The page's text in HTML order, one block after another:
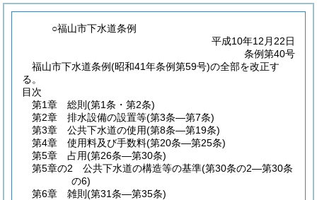
○福山市下水道条例
平成10年12月22日
条例第40号
福山市下水道条例(昭和41年条例第59号)の全部を改正す
る。
目次
第1章
総則 (第1条・第2条)
第2章
排水設備の設置等(第3条―第7条)
第3章
公共下水道の使用(第8条―第19条)
第4章
使用料及び手数料(第20条―第25条)
第5章
占用(第26条―第30条)
第5章の2
公共下水道の構造等の基準(第30条の2―第30条
の6)
第6章
雑則 (第31条―第35条)